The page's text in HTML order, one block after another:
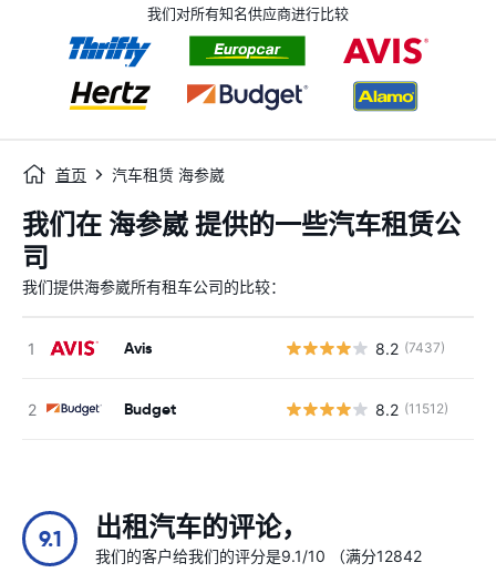
我们对所有知名供应商进行比较
首页 汽车租赁 海参崴
我们在 海参崴 提供的一些汽车租赁公
司
我们提供海参崴所有租车公司的比较：
Avis 8.2 (7437)
Budget 8.2 (11512)
9.1 出租汽车的评论，
我们的客户给我们的评分是9.1/10 （满分12842